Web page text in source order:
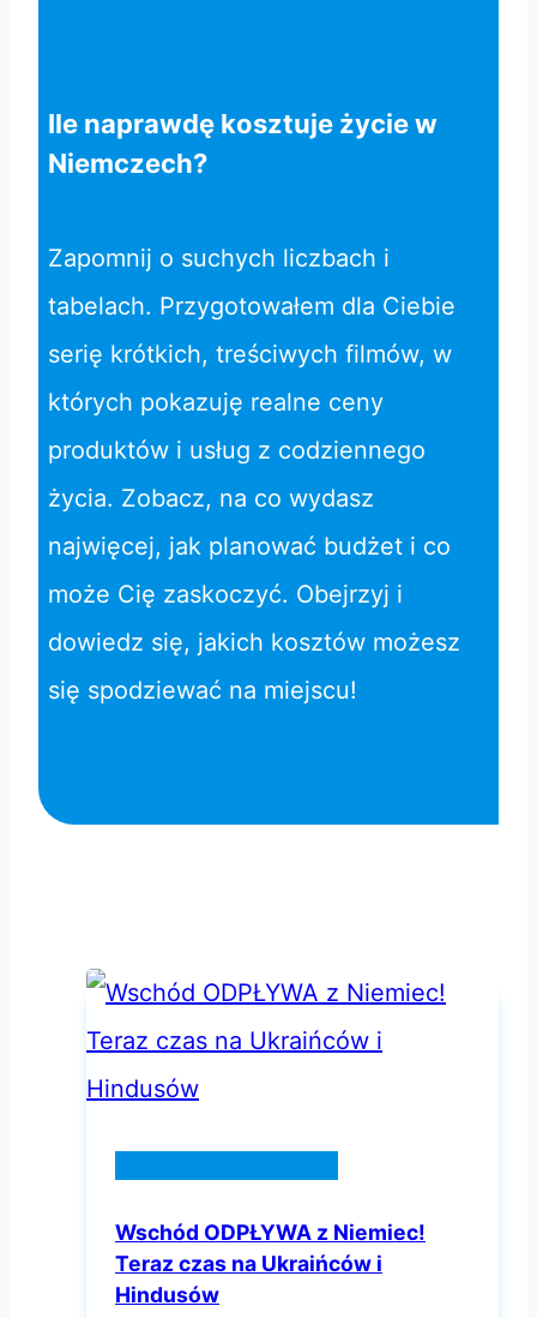
Ile naprawdę kosztuje życie w
Niemczech?
Zapomnij o suchych liczbach i
tabelach. Przygotowałem dla Ciebie
serię krótkich, treściwych filmów, w
których pokazuję realne ceny
produktów i usług z codziennego
życia. Zobacz, na co wydasz
najwięcej, jak planować budżet i co
może Cię zaskoczyć. Obejrzyj i
dowiedz się, jakich kosztów możesz
się spodziewać na miejscu!
Wschód ODPŁYWA z Niemiec!
Teraz czas na Ukraińców i
Hindusów